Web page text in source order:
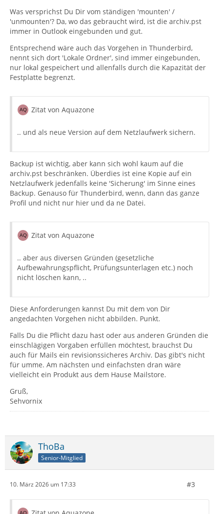
Was versprichst Du Dir vom ständigen 'mounten' /
'unmounten'? Da, wo das gebraucht wird, ist die archiv.pst
immer in Outlook eingebunden und gut.
Entsprechend wäre auch das Vorgehen in Thunderbird,
nennt sich dort 'Lokale Ordner', sind immer eingebunden,
nur lokal gespeichert und allenfalls durch die Kapazität der
Festplatte begrenzt.
Zitat von Aquazone
.. und als neue Version auf dem Netzlaufwerk sichern.
Backup ist wichtig, aber kann sich wohl kaum auf die
archiv.pst beschränken. Überdies ist eine Kopie auf ein
Netzlaufwerk jedenfalls keine 'Sicherung' im Sinne eines
Backup. Genauso für Thunderbird, wenn, dann das ganze
Profil und nicht nur hier und da ne Datei.
Zitat von Aquazone
.. aber aus diversen Gründen (gesetzliche
Aufbewahrungspflicht, Prüfungsunterlagen etc.) noch
nicht löschen kann, ..
Diese Anforderungen kannst Du mit dem von Dir
angedachten Vorgehen nicht abbilden. Punkt.
Falls Du die Pflicht dazu hast oder aus anderen Gründen die
einschlägigen Vorgaben erfüllen möchtest, brauchst Du
auch für Mails ein revisionssicheres Archiv. Das gibt's nicht
für umme. Am nächsten und einfachsten dran wäre
vielleicht ein Produkt aus dem Hause Mailstore.
Gruß,
Sehvornix
ThoBa
Senior-Mitglied
10. März 2026 um 17:33 #3